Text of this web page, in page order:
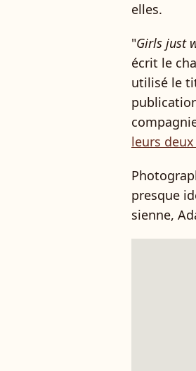
elles.
"Girls just
écrit le
utilisé le
leurs
presque
sienne,